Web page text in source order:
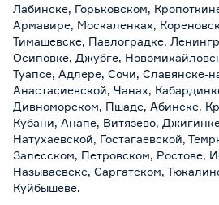
Лабинске, Горьковском,
Армавире, Москаленках,
Тимашевске, Павлоградке,
Осиповке, Джубге,
Туапсе, Адлере, Сочи, Славянске-
Анастасиевской, Чанах,
Дивноморском, Пшаде, Абинске,
Кубани, Анапе, Витязево,
Натухаевской, Гостагаевской,
Залесском, Петровском, Ростове,
Называевске, Саргатском,
Куйбышеве.